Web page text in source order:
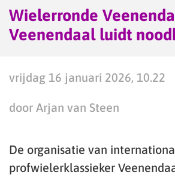
Wielerronde
Veenendaal luidt
vrijdag 16 januari 2026, 10.22
door Arjan van Steen
De organisatie van
profwielerklassieker